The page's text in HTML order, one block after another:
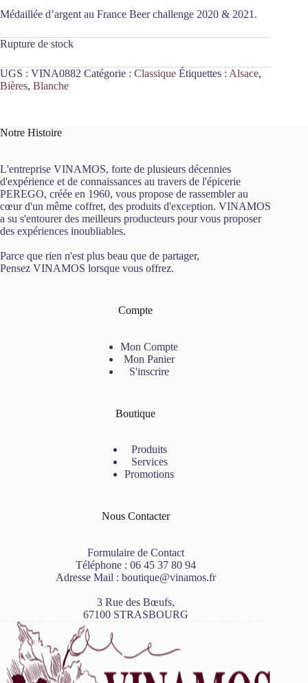
Médaillée d’argent au France Beer challenge 2020 & 2021.
Rupture de stock
UGS : VINA0882 Catégorie : Classique Étiquettes : Alsace,
Bières, Blanche
Notre Histoire
L'entreprise VINAMOS, forte de plusieurs décennies
d'expérience et de connaissances au travers de l'épicerie
PEREGO, créée en 1960, vous propose de rassembler au
cœur d'un même coffret, des produits d'exception. VINAMOS
a su s'entourer des meilleurs producteurs pour vous proposer
des expériences inoubliables.
Parce que rien n'est plus beau que de partager,
Pensez VINAMOS lorsque vous offrez.
Compte
Mon Compte
Mon Panier
S'inscrire
Boutique
Produits
Services
Promotions
Nous Contacter
Formulaire de Contact
Téléphone : 06 45 37 80 94
Adresse Mail : boutique@vinamos.fr
3 Rue des Bœufs,
67100 STRASBOURG